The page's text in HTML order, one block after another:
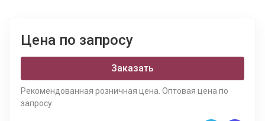
Цена по запросу
Заказать
Рекомендованная розничная цена. Оптовая цена по
запросу.